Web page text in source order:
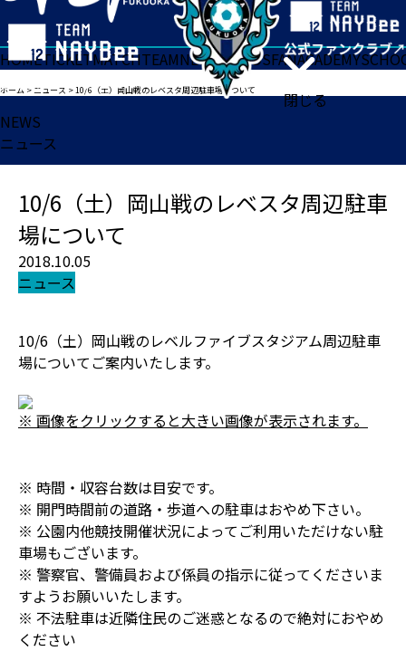
閉じる
HOMETICKETMATCHTEAMNEWSGOODSFANACADEMY
ホーム >ニュース >10/6（土）岡山戦のレベスタ周辺駐車場について
NEWS
ニュース
10/6（土）岡山戦のレベスタ周辺駐車
場について
2018.10.05
ニュース
10/6（土）岡山戦のレベルファイブスタジアム周辺駐車
場についてご案内いたします。
※ 画像をクリックすると大きい画像が表示されます。
※ 時間・収容台数は目安です。
※ 開門時間前の道路・歩道への駐車はおやめ下さい。
※ 公園内他競技開催状況によってご利用いただけない駐
車場もございます。
※ 警察官、警備員および係員の指示に従ってくださいま
すようお願いいたします。
※ 不法駐車は近隣住民のご迷惑となるので絶対におやめ
ください